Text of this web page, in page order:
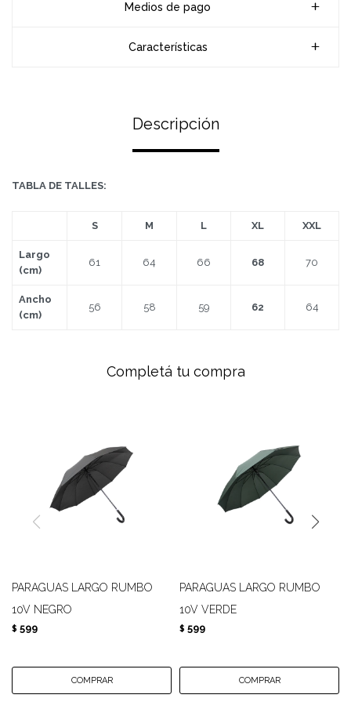
Medios de pago
Características
Descripción
TABLA DE TALLES:
S M L XL XXL
Largo
(cm)
61 64 66 68 70
Ancho
(cm)
56 58 59 62 64
Completá tu compra
PARAGUAS LARGO RUMBO
10V NEGRO
$ 599
PARAGUAS LARGO RUMBO
10V VERDE
$ 599